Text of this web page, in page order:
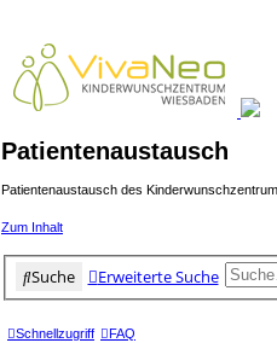
Patientenaustausch
Patientenaustausch des
Zum Inhalt
Suche Erweiterte Suche
Schnellzugriff FAQ